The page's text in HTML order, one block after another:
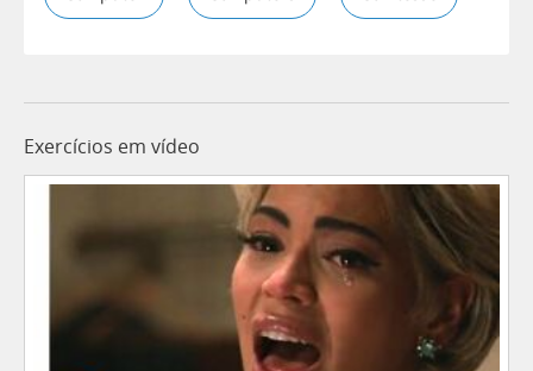
Exercícios em vídeo